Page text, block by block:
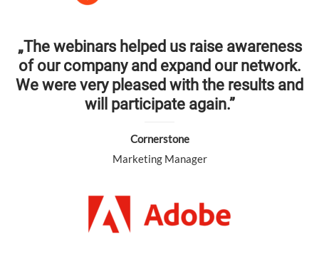
„The webinars helped us raise awareness
of our company and expand our network.
We were very pleased with the results and
will participate again.”
Cornerstone
Marketing Manager